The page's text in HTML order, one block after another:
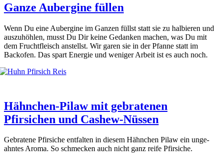
Ganze Aubergine füllen
Wenn Du eine Auber­gi­ne im Gan­zen füllst statt sie zu hal­bie­ren und
aus­zu­höh­len, musst Du Dir kei­ne Gedan­ken machen, was Du mit
dem Frucht­fleisch anstellst. Wir garen sie in der Pfan­ne statt im
Back­ofen. Das spart Ener­gie und weni­ger Arbeit ist es auch noch.
Hähnchen-Pilaw mit gebratenen
Pfirsichen und Cashew-Nüssen
Gebra­te­ne Pfir­si­che ent­fal­ten in die­sem Hähn­chen Pilaw ein unge­
ahn­tes Aro­ma. So schme­cken auch nicht ganz rei­fe Pfir­si­che.